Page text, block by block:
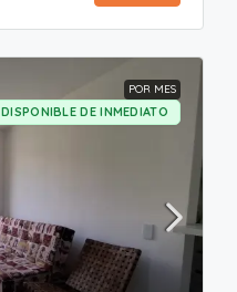
POR MES
DISPONIBLE DE INMEDIATO